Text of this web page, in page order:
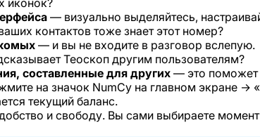
иконок?
— визуально выделяйтесь,
контактов тоже знает этот номер?
— и вы не входите в разговор вслепую.
Теоскоп другим пользователям?
составленные для других — это поможет
на значок NumCy на главном экране →
текущий баланс.
и свободу. Вы сами выбираете